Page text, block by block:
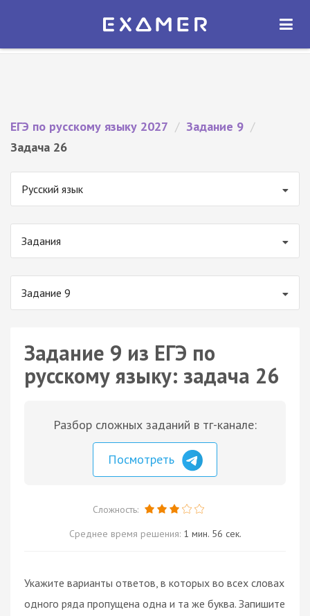
Экзамер — ЕГЭ 2027
ОТКРЫТЬ
ЕГЭ по русскому языку 2027 / Задание 9 /
Задача 26
Русский язык
Задания
Задание 9
Задание 9 из ЕГЭ по
русскому языку: задача 26
Разбор сложных заданий в тг-канале:
Посмотреть
Сложность:
Среднее время решения: 1 мин. 56 сек.
Укажите варианты ответов, в которых во всех словах
одного ряда пропущена одна и та же буква. Запишите